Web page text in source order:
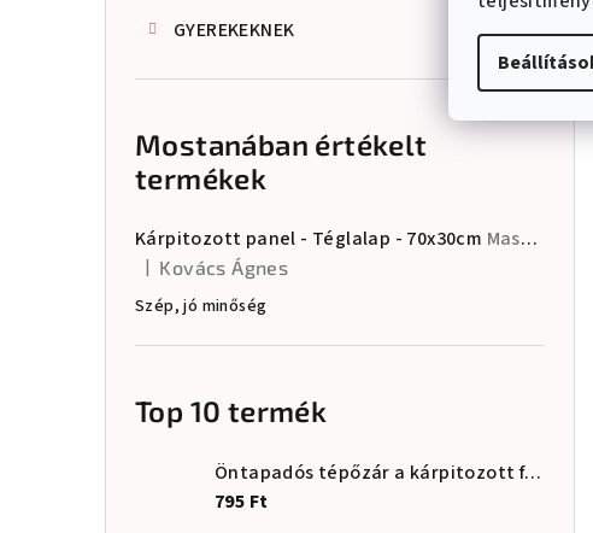
GYEREKEKNEK
Mostanában értékelt
termékek
Kárpitozott panel - Téglalap - 70x30cm Masszív és tartós • Tanúsított anyagok • EU-ban készült
A termék értékelése 5-ből 5 csillag.
Kovács Ágnes
Szép, jó minőség
Top 10 termék
Öntapadós tépőzár a kárpitozott falburkolathoz
795 Ft